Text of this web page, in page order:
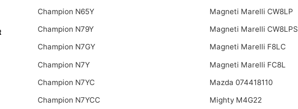
Champion N65Y
Champion N79Y
Champion N7GY
Champion N7Y
Champion N7YC
Champion N7YCC
Magneti Marelli CW8LP
Magneti Marelli CW8LPS
Magneti Marelli F8LC
Magneti Marelli FC8L
Mazda 074418110
Mighty M4G22